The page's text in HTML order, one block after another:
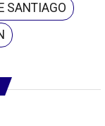
SANTIAGO